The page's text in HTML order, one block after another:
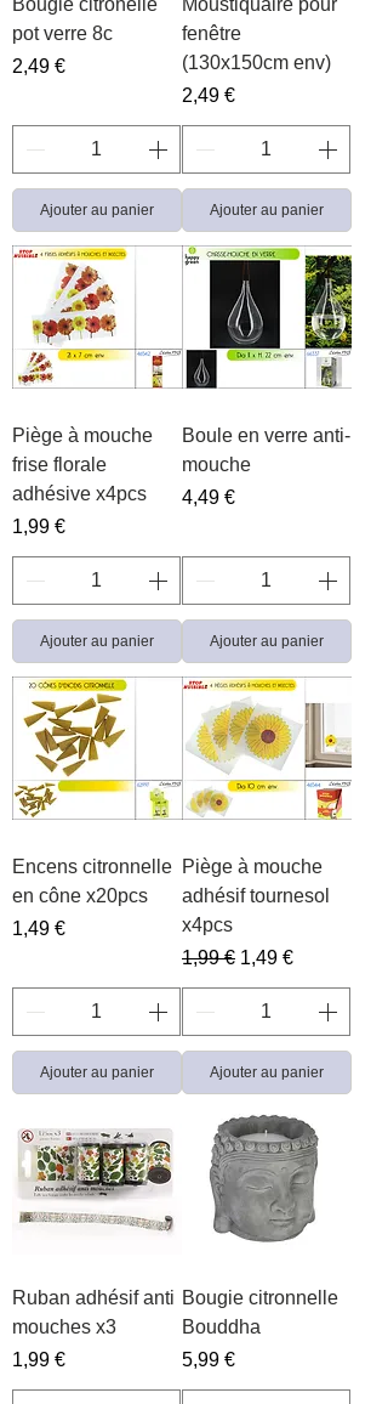
Bougie citronelle
pot verre 8c
Prix
2,49 €
Ajouter au panier
Moustiquaire pour
fenêtre
(130x150cm env)
Prix
2,49 €
Ajouter au panier
Piège à mouche
frise florale
adhésive x4pcs
Prix
1,99 €
Ajouter au panier
Boule en verre anti-
mouche
Prix
4,49 €
Ajouter au panier
Encens citronnelle
en cône x20pcs
Prix
1,49 €
Ajouter au panier
Piège à mouche
adhésif tournesol
x4pcs
Prix original
1,99 € Prix promotionnel
1,49 €
Ajouter au panier
Ruban adhésif anti
mouches x3
Prix
1,99 €
Bougie citronnelle
Bouddha
Prix
5,99 €